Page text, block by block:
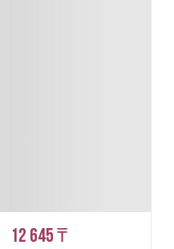
12 645 ₸